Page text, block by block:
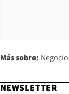
Más sobre:
NEWSLETTER